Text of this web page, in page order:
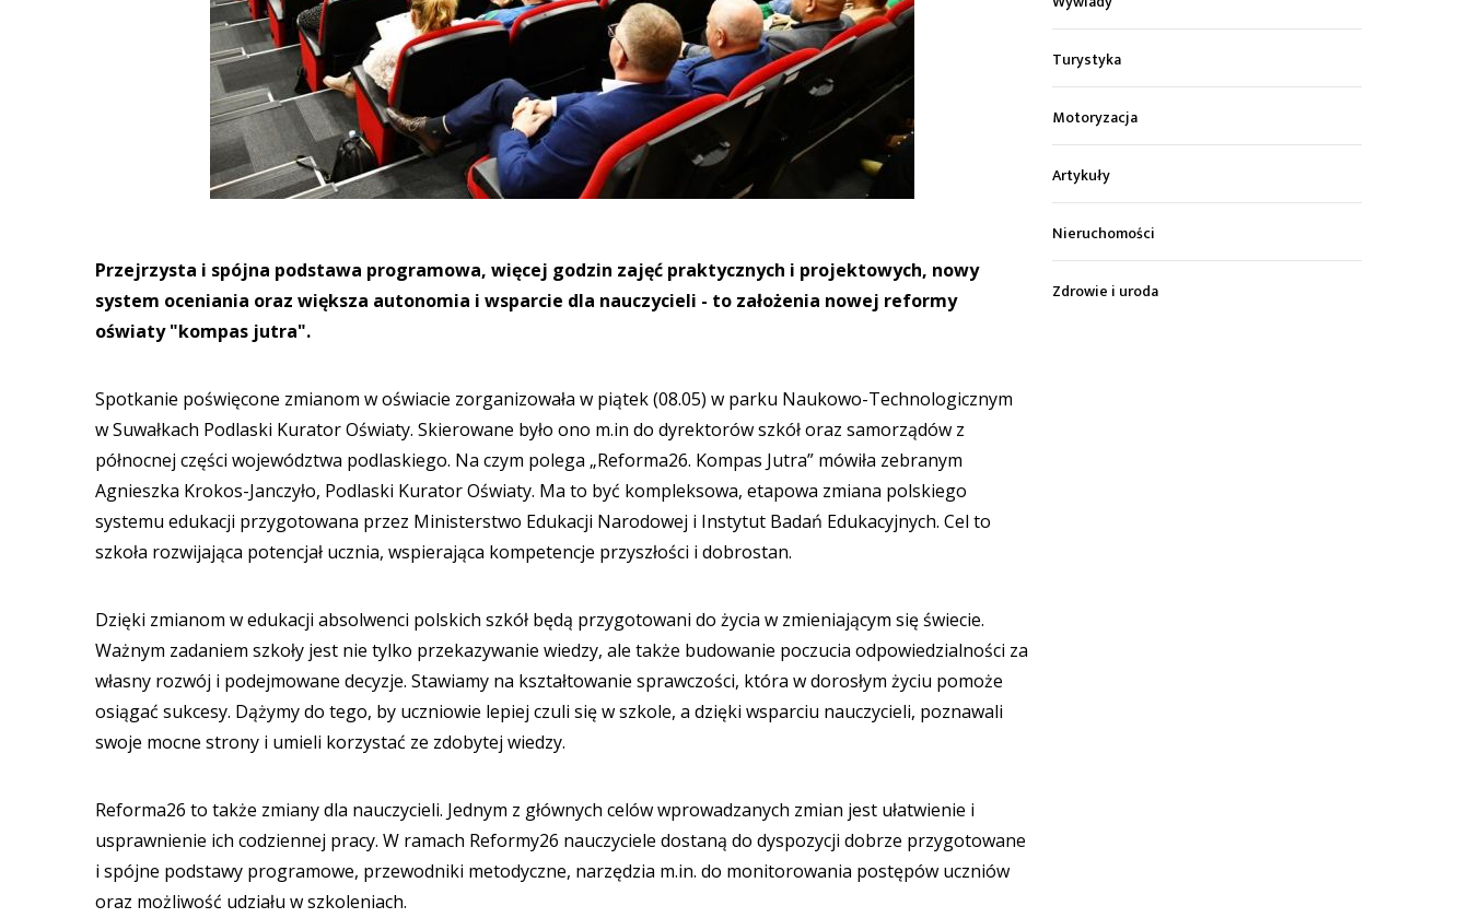
Przejrzysta i spójna podstawa programowa, więcej godzin zajęć praktycznych i projektowych, nowy
system oceniania oraz większa autonomia i wsparcie dla nauczycieli - to założenia nowej reformy
oświaty "kompas jutra".
Spotkanie poświęcone zmianom w oświacie zorganizowała w piątek (08.05) w parku Naukowo-Technologicznym
w Suwałkach Podlaski Kurator Oświaty. Skierowane było ono m.in do dyrektorów szkół oraz samorządów z
północnej części województwa podlaskiego. Na czym polega „Reforma26. Kompas Jutra” mówiła zebranym
Agnieszka Krokos-Janczyło, Podlaski Kurator Oświaty. Ma to być kompleksowa, etapowa zmiana polskiego
systemu edukacji przygotowana przez Ministerstwo Edukacji Narodowej i Instytut Badań Edukacyjnych. Cel to
szkoła rozwijająca potencjał ucznia, wspierająca kompetencje przyszłości i dobrostan.
Dzięki zmianom w edukacji absolwenci polskich szkół będą przygotowani do życia w zmieniającym się świecie.
Ważnym zadaniem szkoły jest nie tylko przekazywanie wiedzy, ale także budowanie poczucia odpowiedzialności za
własny rozwój i podejmowane decyzje. Stawiamy na kształtowanie sprawczości, która w dorosłym życiu pomoże
osiągać sukcesy. Dążymy do tego, by uczniowie lepiej czuli się w szkole, a dzięki wsparciu nauczycieli, poznawali
swoje mocne strony i umieli korzystać ze zdobytej wiedzy.
Reforma26 to także zmiany dla nauczycieli. Jednym z głównych celów wprowadzanych zmian jest ułatwienie i
usprawnienie ich codziennej pracy. W ramach Reformy26 nauczyciele dostaną do dyspozycji dobrze przygotowane
i spójne podstawy programowe, przewodniki metodyczne, narzędzia m.in. do monitorowania postępów uczniów
oraz możliwość udziału w szkoleniach.
Turystyka
Motoryzacja
Artykuły
Nieruchomości
Zdrowie i uroda